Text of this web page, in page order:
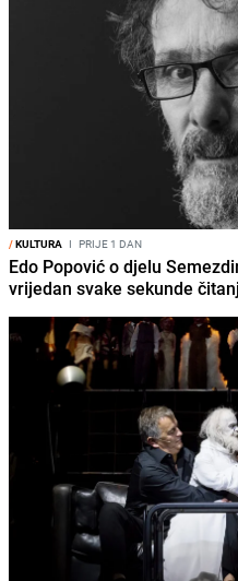
/KULTURA I PRIJE 1 DAN
Edo Popović o djelu
vrijedan svake sekunde